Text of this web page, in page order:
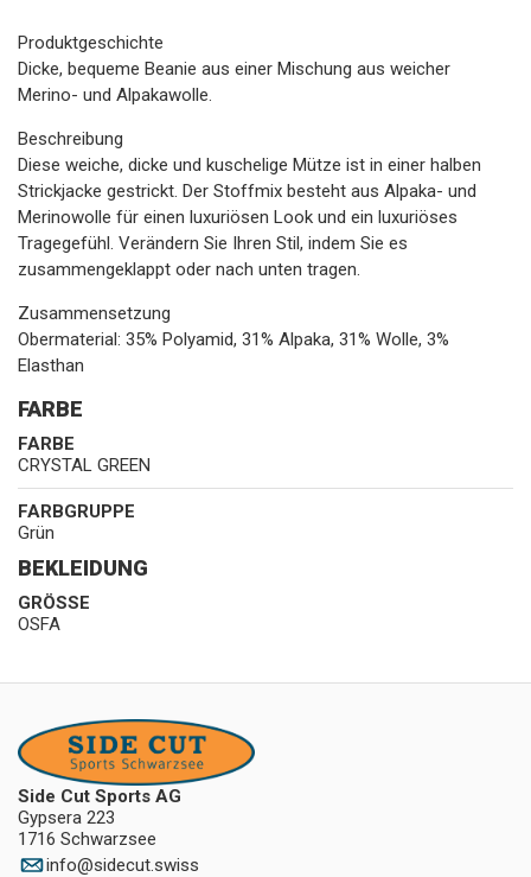
Produktgeschichte
Dicke, bequeme Beanie aus einer Mischung aus weicher
Merino- und Alpakawolle.
Beschreibung
Diese weiche, dicke und kuschelige Mütze ist in einer halben
Strickjacke gestrickt. Der Stoffmix besteht aus Alpaka- und
Merinowolle für einen luxuriösen Look und ein luxuriöses
Tragegefühl. Verändern Sie Ihren Stil, indem Sie es
zusammengeklappt oder nach unten tragen.
Zusammensetzung
Obermaterial: 35% Polyamid, 31% Alpaka, 31% Wolle, 3%
Elasthan
FARBE
FARBE
CRYSTAL GREEN
FARBGRUPPE
Grün
BEKLEIDUNG
GRÖSSE
OSFA
Side Cut Sports AG
Gypsera 223
1716 Schwarzsee
info@sidecut.swiss